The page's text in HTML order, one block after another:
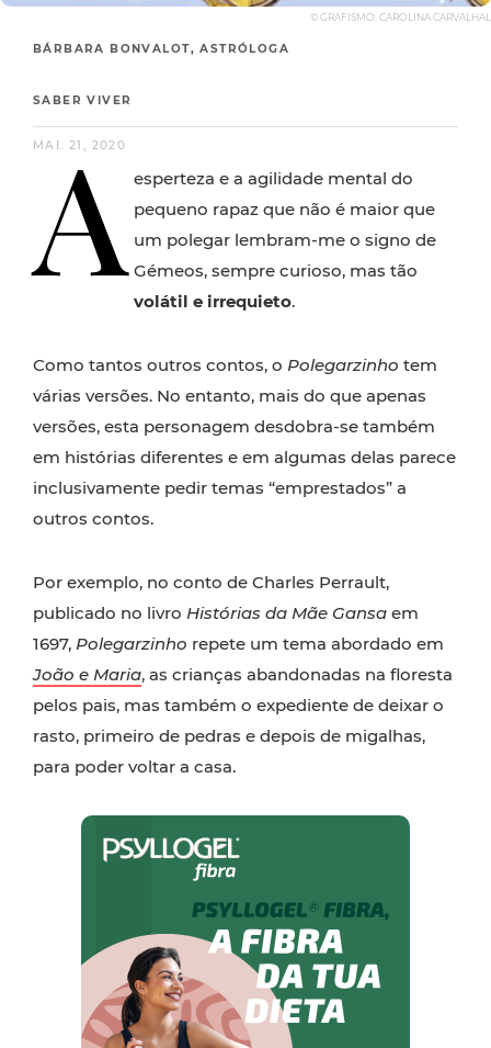
© GRAFISMO: CAROLINA CARVALHAL
BÁRBARA BONVALOT, ASTRÓLOGA
SABER VIVER
MAI. 21, 2020
A esperteza e a agilidade mental do
pequeno rapaz que não é maior que
um polegar lembram-me o signo de
Gémeos, sempre curioso, mas tão
volátil e irrequieto.
Como tantos outros contos, o Polegarzinho tem
várias versões. No entanto, mais do que apenas
versões, esta personagem desdobra-se também
em histórias diferentes e em algumas delas parece
inclusivamente pedir temas “emprestados” a
outros contos.
Por exemplo, no conto de Charles Perrault,
publicado no livro Histórias da Mãe Gansa em
1697, Polegarzinho repete um tema abordado em
João e Maria, as crianças abandonadas na floresta
pelos pais, mas também o expediente de deixar o
rasto, primeiro de pedras e depois de migalhas,
para poder voltar a casa.